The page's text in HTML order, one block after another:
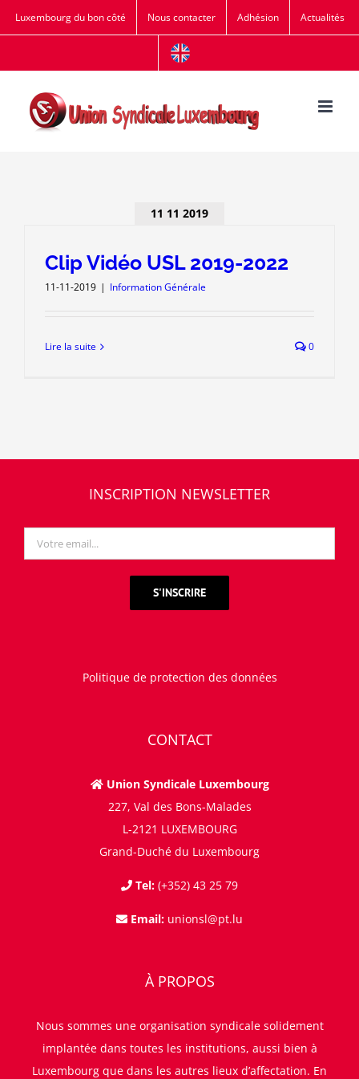
Passer
au
Luxembourg du bon côté Nous contacter Adhésion Actualités
11 11 2019
Clip Vidéo USL 2019-2022
11-11-2019 | Information Générale
Lire la suite 0
INSCRIPTION NEWSLETTER
Politique de protection des données
CONTACT
Union Syndicale Luxembourg
227, Val des Bons-Malades
L-2121 LUXEMBOURG
Grand-Duché du Luxembourg
Tel: (+352) 43 25 79
Email: unionsl@pt.lu
À PROPOS
Nous sommes une organisation syndicale solidement
implantée dans toutes les institutions, aussi bien à
Luxembourg que dans les autres lieux d’affectation. En